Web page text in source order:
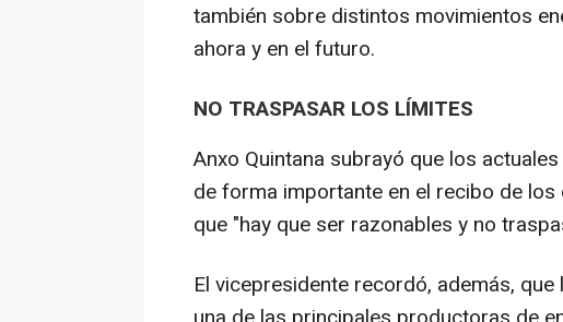
también sobre distintos movimientos
ahora y en el futuro.
NO TRASPASAR LOS LÍMITES
Anxo Quintana subrayó que los
de forma importante en el recibo de
que "hay que ser razonables y no
El vicepresidente recordó, además,